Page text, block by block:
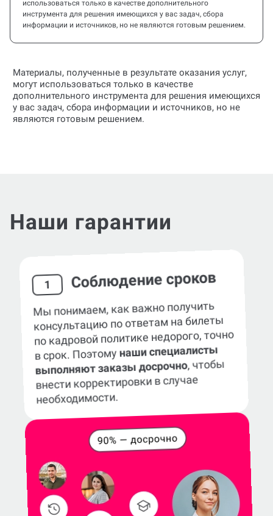
использоваться только в качестве дополнительного
инструмента для решения имеющихся у вас задач, сбора
информации и источников, но не являются готовым решением.
Материалы, полученные в результате оказания услуг,
могут использоваться только в качестве
дополнительного инструмента для решения имеющихся
у вас задач, сбора информации и источников, но не
являются готовым решением.
Наши гарантии
1 Соблюдение сроков
Мы понимаем, как важно получить
консультацию по ответам на билеты
по кадровой политике недорого, точно
в срок. Поэтомунаши специалисты
выполняют заказы досрочно, чтобы
внести корректировки в случае
необходимости.